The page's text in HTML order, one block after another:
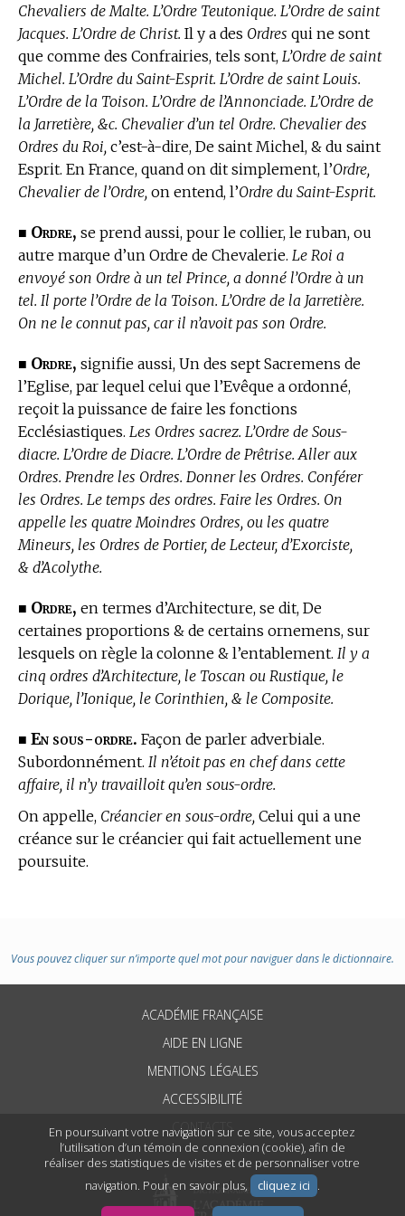
En poursuivant votre navigation sur ce site, vous acceptez
l’utilisation d’un témoin de connexion (cookie), afin de
réaliser des statistiques de visites et de personnaliser votre
navigation. Pour en savoir plus,
cliquez ici .
Chevaliers de Malte. L’Ordre Teutonique. L’Ordre de saint
Jacques. L’Ordre de Christ. Il y a des Ordres qui ne sont
que comme des Confrairies, tels sont, L’Ordre de saint
Michel. L’Ordre du Saint-Esprit. L’Ordre de saint Louis.
L’Ordre de la Toison. L’Ordre de l’Annonciade. L’Ordre de
la Jarretière, &c. Chevalier d’un tel Ordre. Chevalier des
Ordres du Roi, c’est-à-dire, De saint Michel, & du saint
Esprit. En France, quand on dit simplement, l’Ordre,
Chevalier de l’Ordre, on entend, l’Ordre du Saint-Esprit.
■ Ordre, se prend aussi, pour le collier, le ruban, ou
autre marque d’un Ordre de Chevalerie. Le Roi a
envoyé son Ordre à un tel Prince, a donné l’Ordre à un
tel. Il porte l’Ordre de la Toison. L’Ordre de la Jarretière.
On ne le connut pas, car il n’avoit pas son Ordre.
■ Ordre, signifie aussi, Un des sept Sacremens de
l’Eglise, par lequel celui que l’Evêque a ordonné,
reçoit la puissance de faire les fonctions
Ecclésiastiques. Les Ordres sacrez. L’Ordre de Sous-
diacre. L’Ordre de Diacre. L’Ordre de Prêtrise. Aller aux
Ordres. Prendre les Ordres. Donner les Ordres. Conférer
les Ordres. Le temps des ordres. Faire les Ordres. On
appelle les quatre Moindres Ordres, ou les quatre
Mineurs, les Ordres de Portier, de Lecteur, d’Exorciste,
& d’Acolythe.
■ Ordre, en termes d’Architecture, se dit, De
certaines proportions & de certains ornemens, sur
lesquels on règle la colonne & l’entablement. Il y a
cinq ordres d’Architecture, le Toscan ou Rustique, le
Dorique, l’Ionique, le Corinthien, & le Composite.
■ En sous-ordre. Façon de parler adverbiale.
Subordonnément. Il n’étoit pas en chef dans cette
affaire, il n’y travailloit qu’en sous-ordre.
On appelle, Créancier en sous-ordre, Celui qui a une
créance sur le créancier qui fait actuellement une
poursuite.
Vous pouvez cliquer sur n’importe quel mot pour naviguer dans le dictionnaire.
ACADÉMIE FRANÇAISE
AIDE EN LIGNE
MENTIONS LÉGALES
ACCESSIBILITÉ
CONTACTS